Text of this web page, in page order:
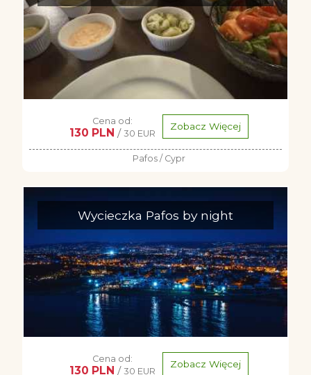
Cena od:
130 PLN / 30 EUR
Zobacz Więcej
Pafos / Cypr
Wycieczka Pafos by night
Cena od:
130 PLN / 30 EUR
Zobacz Więcej